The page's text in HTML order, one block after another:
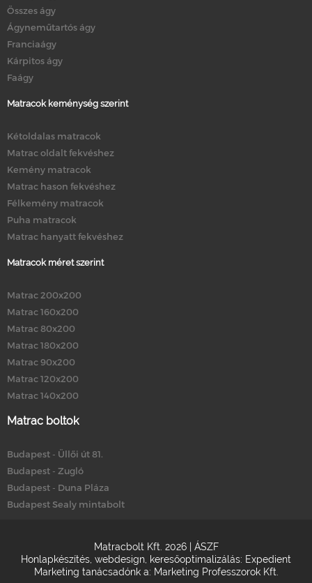
Összes ágy
Ágyneműtartós ágy
Franciaágy
Kárpitos ágy
Faágy
Matracok keménység szerint
Kétoldalas matracok
Matrac oldalt fekvéshez
Kemény matracok
Matrac hason fekvéshez
Félkemény matracok
Puha matracok
Matrac hanyatt fekvéshez
Matracok méret szerint
Matrac 200x200
Matrac 160x200
Matrac 80x200
Matrac 180x200
Matrac 90x200
Matrac 120x200
Matrac 140x200
Matrac boltok
Budapest - Üllői út 81.
Budapest - Zugló
Budapest - Duna Pláza
Budapest Sealy mintabolt
Matracbolt Kft. 2026 | ÁSZF
Honlapkészítés webdesign keresőoptimalizálás: Expedient
Marketing tanácsadónk a: Marketing Professzorok Kft.